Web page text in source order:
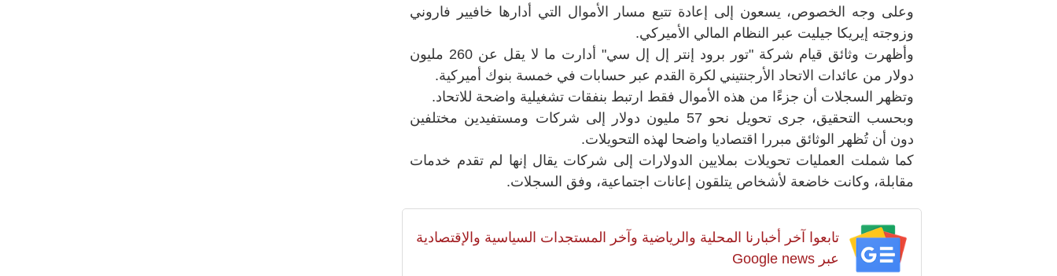
وعلى وجه الخصوص، يسعون إلى إعادة تتبع مسار الأموال التي أدارها خافيير فاروني
وزوجته إيريكا جيليت عبر النظام المالي الأميركي.
وأظهرت وثائق قيام شركة "تور برود إنتر إل إل سي" أدارت ما لا يقل عن 260 مليون
دولار من عائدات الاتحاد الأرجنتيني لكرة القدم عبر حسابات في خمسة بنوك أميركية.
وتظهر السجلات أن جزءًا من هذه الأموال فقط ارتبط بنفقات تشغيلية واضحة للاتحاد.
وبحسب التحقيق، جرى تحويل نحو 57 مليون دولار إلى شركات ومستفيدين مختلفين
دون أن تُظهر الوثائق مبررا اقتصاديا واضحا لهذه التحويلات.
كما شملت العمليات تحويلات بملايين الدولارات إلى شركات يقال إنها لم تقدم خدمات
مقابلة، وكانت خاضعة لأشخاص يتلقون إعانات اجتماعية، وفق السجلات.
تابعوا آخر أخبارنا المحلية والرياضية وآخر المستجدات السياسية والإقتصادية
عبر Google news